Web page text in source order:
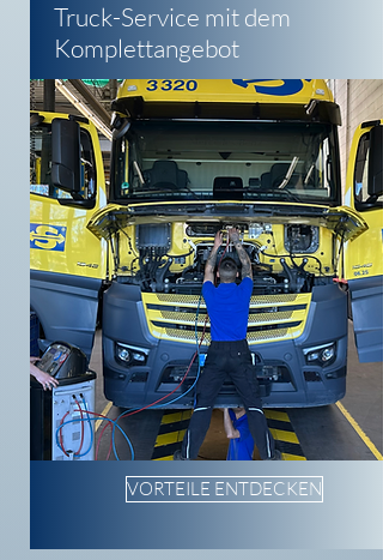
Truck-Service mit dem
Komplettangebot
VORTEILE ENTDECKEN